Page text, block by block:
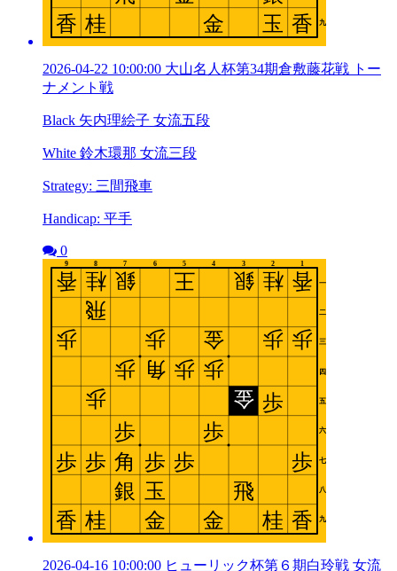
2026-04-22 10:00:00 大山名人杯第34期倉敷藤花戦 トー
ナメント戦
Black 矢内理絵子 女流五段
White 鈴木環那 女流三段
Strategy: 三間飛車
Handicap: 平手
0
2026-04-16 10:00:00 ヒューリック杯第６期白玲戦 女流